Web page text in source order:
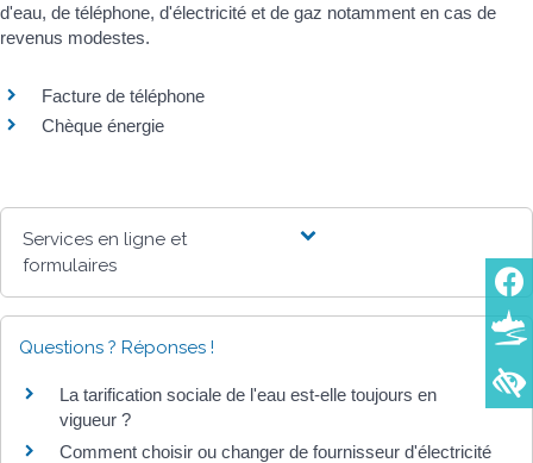
d'eau, de téléphone, d'électricité et de gaz notamment en cas de
revenus modestes.
Facture de téléphone
Chèque énergie
Services en ligne et
formulaires
Questions ? Réponses !
La tarification sociale de l'eau est-elle toujours en
vigueur ?
Comment choisir ou changer de fournisseur d'électricité